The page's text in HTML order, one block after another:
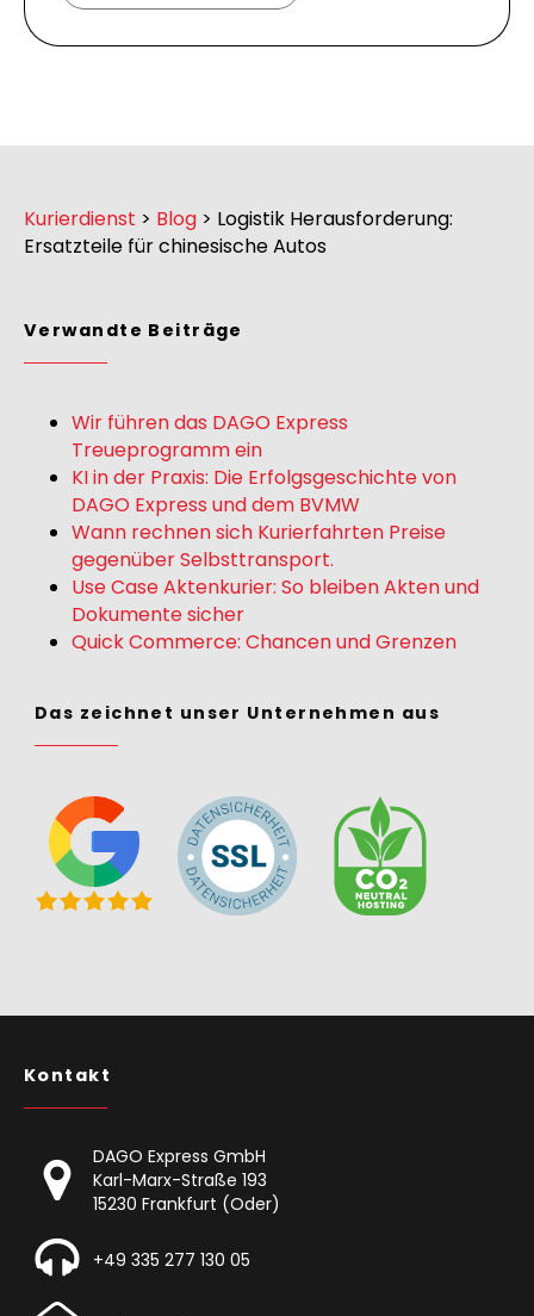
Kurierdienst > Blog > Logistik Herausforderung:
Ersatzteile für chinesische Autos
Verwandte Beiträge
Wir führen das DAGO Express
Treueprogramm ein
KI in der Praxis: Die Erfolgsgeschichte von
DAGO Express und dem BVMW
Wann rechnen sich Kurierfahrten Preise
gegenüber Selbsttransport.
Use Case Aktenkurier: So bleiben Akten und
Dokumente sicher
Quick Commerce: Chancen und Grenzen
Das zeichnet unser Unternehmen aus
Kontakt
DAGO Express GmbH
Karl-Marx-Straße 193
15230 Frankfurt (Oder)
+49 335 277 130 05